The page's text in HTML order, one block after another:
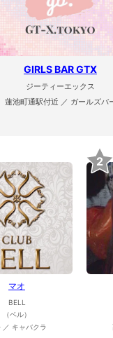
GIRLS BAR GTX
ジーティーエックス
蓮池町通駅付近 ／ ガールズバ
マオ
BELL
（ベル）
／ キャバクラ
2